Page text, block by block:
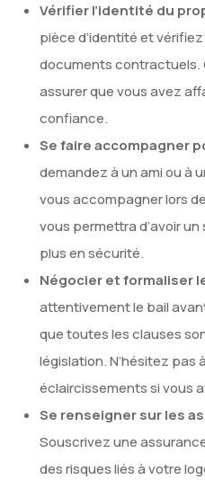
Vérifier l’identité du
pièce d’identité et
documents contractuels.
assurer que vous avez
confiance.
Se faire accompagner
demandez à un ami ou à
vous accompagner lors
vous permettra d’avoir
plus en sécurité.
Négocier et formaliser
attentivement le bail
que toutes les clauses
législation. N’hésitez pas
éclaircissements si vous
Se renseigner sur les
Souscrivez une
des risques liés à votre